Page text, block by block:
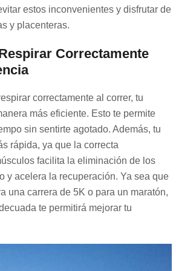
estos inconvenientes y disfrutar de
y placenteras.
Correctamente
correctamente al correr, tu
más eficiente. Esto te permite
sin sentirte agotado. Además, tu
rápida, ya que la correcta
facilita la eliminación de los
y acelera la recuperación. Ya sea que
una carrera de 5K o para un maratón,
te permitirá mejorar tu